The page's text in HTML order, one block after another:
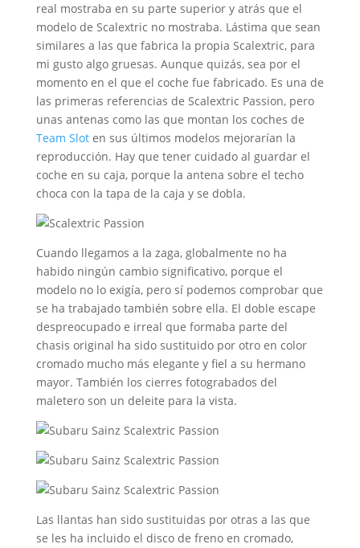
real mostraba en su parte superior y atrás que el
modelo de Scalextric no mostraba. Lástima que sean
similares a las que fabrica la propia Scalextric, para
mi gusto algo gruesas. Aunque quizás, sea por el
momento en el que el coche fue fabricado. Es una de
las primeras referencias de Scalextric Passion, pero
unas antenas como las que montan los coches de
Team Sloten sus últimos modelos mejorarían la
reproducción. Hay que tener cuidado al guardar el
coche en su caja, porque la antena sobre el techo
choca con la tapa de la caja y se dobla.
Cuando llegamos a la zaga, globalmente no ha
habido ningún cambio significativo, porque el
modelo no lo exigía, pero sí podemos comprobar que
se ha trabajado también sobre ella. El doble escape
despreocupado e irreal que formaba parte del
chasis original ha sido sustituido por otro en color
cromado mucho más elegante y fiel a su hermano
mayor. También los cierres fotograbados del
maletero son un deleite para la vista.
Las llantas han sido sustituidas por otras a las que
se les ha incluido el disco de freno en cromado,